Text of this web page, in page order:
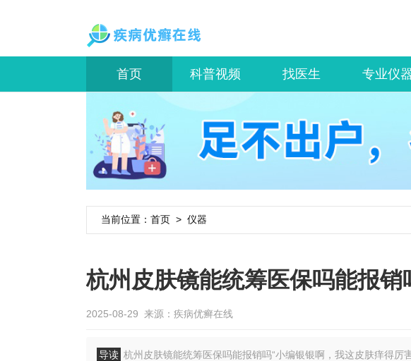
首页 科普视频 找医生 专业仪
当前位置： 首页 > 仪器
杭州皮肤镜能统筹医保吗能报销
2025-08-29 来源： 疾病优癣在线
导读 杭州皮肤镜能统筹医保吗能报销吗“小编银银啊，我这皮肤痒得